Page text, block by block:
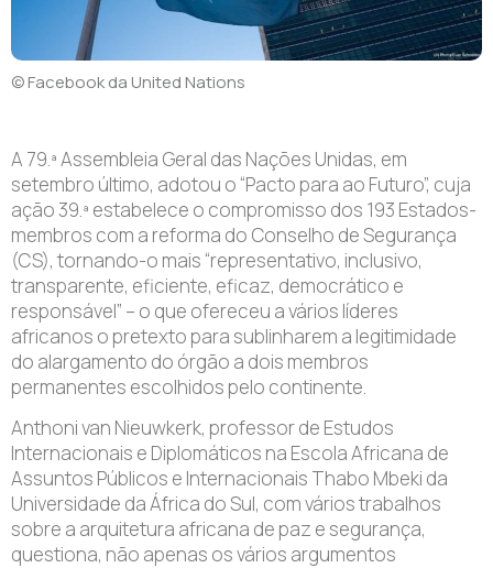
© Facebook da United Nations
A 79.ª Assembleia Geral das Nações Unidas, em
setembro último, adotou o “Pacto para ao Futuro”, cuja
ação 39.ª estabelece o compromisso dos 193 Estados-
membros com a reforma do Conselho de Segurança
(CS), tornando-o mais “representativo, inclusivo,
transparente, eficiente, eficaz, democrático e
responsável” – o que ofereceu a vários líderes
africanos o pretexto para sublinharem a legitimidade
do alargamento do órgão a dois membros
permanentes escolhidos pelo continente.
Anthoni van Nieuwkerk, professor de Estudos
Internacionais e Diplomáticos na Escola Africana de
Assuntos Públicos e Internacionais Thabo Mbeki da
Universidade da África do Sul, com vários trabalhos
sobre a arquitetura africana de paz e segurança,
questiona, não apenas os vários argumentos